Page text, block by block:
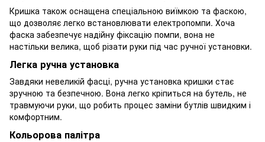
Кришка також оснащена спеціальною виїмкою та фаскою,
що дозволяє легко встановлювати електропомпи. Хоча
фаска забезпечує надійну фіксацію помпи, вона не
настільки велика, щоб різати руки під час ручної установки.
Легка ручна установка
Завдяки невеликій фасці, ручна установка кришки стає
зручною та безпечною. Вона легко кріпиться на бутель, не
травмуючи руки, що робить процес заміни бутлів швидким і
комфортним.
Кольорова палітра